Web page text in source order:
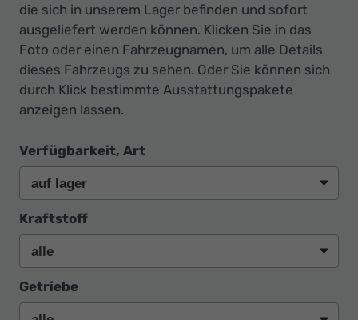
die sich in unserem Lager befinden und sofort
ausgeliefert werden können. Klicken Sie in das
Foto oder einen Fahrzeugnamen, um alle Details
dieses Fahrzeugs zu sehen. Oder Sie können sich
durch Klick bestimmte Ausstattungspakete
anzeigen lassen.
Verfügbarkeit, Art
Kraftstoff
Getriebe